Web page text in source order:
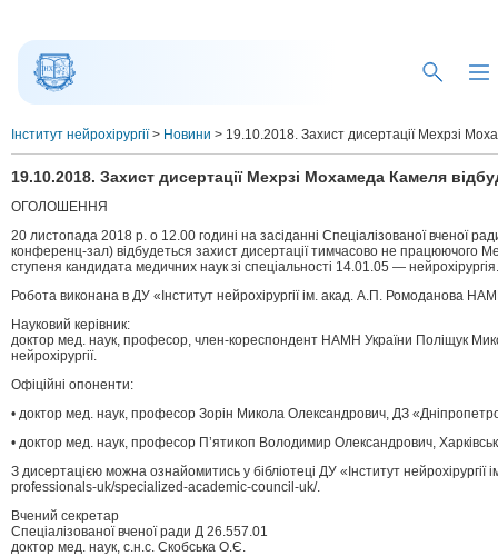
Інститут нейрохірургії> Новини > 19.10.2018. Захист дисертації Мехрзі
19.10.2018. Захист дисертації Мехрзі Мохамеда Камеля
ОГОЛОШЕННЯ
20 листопада 2018 р. о 12.00 годині на засіданні Спеціалізованої вченої
конференц-зал) відбудеться захист дисертації тимчасово не працюючого
ступеня кандидата медичних наук зі спеціальності 14.01.05 — нейрохірургія.
Робота виконана в ДУ «Інститут нейрохірургії ім. акад. А.П. Ромоданова
Науковий керівник:
доктор мед. наук, професор, член-кореспондент НАМН України Поліщук
нейрохірургії.
Офіційні опоненти:
• доктор мед. наук, професор Зорін Микола Олександрович, ДЗ
• доктор мед. наук, професор П’ятикоп Володимир Олександрович,
З дисертацією можна ознайомитись у бібліотеці ДУ «Інститут
professionals-uk/specialized-academic-council-uk/.
Вчений секретар
Спеціалізованої вченої ради Д 26.557.01
доктор мед. наук, с.н.с. Скобська О.Є.